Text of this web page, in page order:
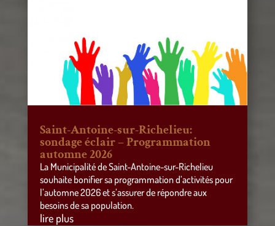
Saint-Antoine-sur-Richelieu:
sondage éclair – Programmation
automne 2026
La Municipalité de Saint-Antoine-sur-Richelieu
souhaite bonifier sa programmation d’activités pour
l’automne 2026 et s’assurer de répondre aux
besoins de sa population.
lire plus